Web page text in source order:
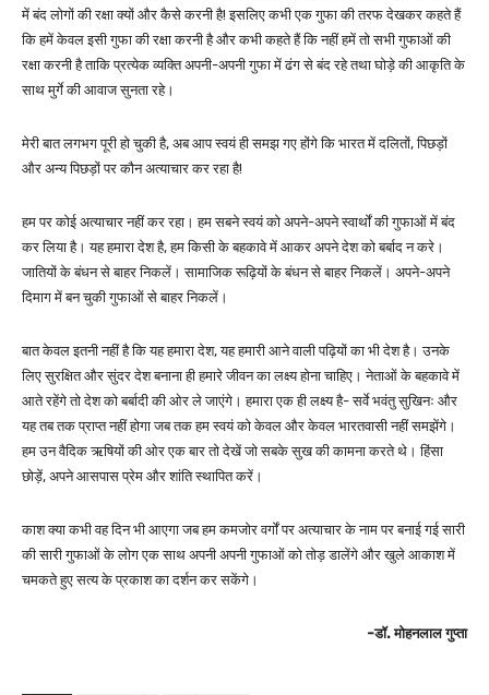
में बंद लोगों की रक्षा क्यों और कैसे करनी है! इसलिए कभी एक गुफा की तरफ देखकर कहते हैं
कि हमें केवल इसी गुफा की रक्षा करनी है और कभी कहते हैं कि नहीं हमें तो सभी गुफाओं की
रक्षा करनी है ताकि प्रत्येक व्यक्ति अपनी-अपनी गुफा में ढंग से बंद रहे तथा घोड़े की आकृति के
साथ मुर्गे की आवाज सुनता रहे।
मेरी बात लगभग पूरी हो चुकी है, अब आप स्वयं ही समझ गए होंगे कि भारत में दलितों, पिछड़ों
और अन्य पिछड़ों पर कौन अत्याचार कर रहा है!
हम पर कोई अत्याचार नहीं कर रहा। हम सबने स्वयं को अपने-अपने स्वार्थों की गुफाओं में बंद
कर लिया है। यह हमारा देश है, हम किसी के बहकावे में आकर अपने देश को बर्बाद न करे।
जातियों के बंधन से बाहर निकलें। सामाजिक रूढ़ियों के बंधन से बाहर निकलें। अपने-अपने
दिमाग में बन चुकी गुफाओं से बाहर निकलें।
बात केवल इतनी नहीं है कि यह हमारा देश, यह हमारी आने वाली पढ़ियों का भी देश है। उनके
लिए सुरक्षित और सुंदर देश बनाना ही हमारे जीवन का लक्ष्य होना चाहिए। नेताओं के बहकावे में
आते रहेंगे तो देश को बर्बादी की ओर ले जाएंगे। हमारा एक ही लक्ष्य है- सर्वे भवंतु सुखिनः और
यह तब तक प्राप्त नहीं होगा जब तक हम स्वयं को केवल और केवल भारतवासी नहीं समझेंगे।
हम उन वैदिक ऋषियों की ओर एक बार तो देखें जो सबके सुख की कामना करते थे। हिंसा
छोड़ें, अपने आसपास प्रेम और शांति स्थापित करें।
काश क्या कभी वह दिन भी आएगा जब हम कमजोर वर्गों पर अत्याचार के नाम पर बनाई गई सारी
की सारी गुफाओं के लोग एक साथ अपनी अपनी गुफाओं को तोड़ डालेंगे और खुले आकाश में
चमकते हुए सत्य के प्रकाश का दर्शन कर सकेंगे।
-डॉ. मोहनलाल गुप्ता